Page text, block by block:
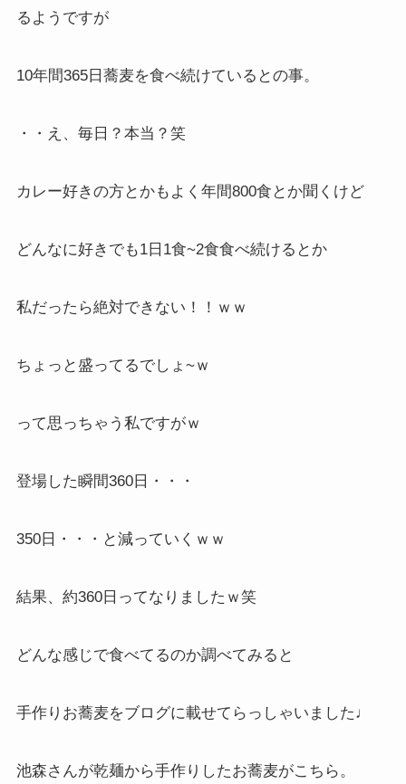
るようですが
10年間365日蕎麦を食べ続けているとの事。
・・え、毎日？本当？笑
カレー好きの方とかもよく年間800食とか聞くけど
どんなに好きでも1日1食~2食食べ続けるとか
私だったら絶対できない！！ｗｗ
ちょっと盛ってるでしょ~ｗ
って思っちゃう私ですがｗ
登場した瞬間360日・・・
350日・・・と減っていくｗｗ
結果、約360日ってなりましたｗ笑
どんな感じで食べてるのか調べてみると
手作りお蕎麦をブログに載せてらっしゃいました♩
池森さんが乾麺から手作りしたお蕎麦がこちら。